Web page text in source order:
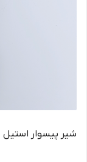
شیر پیسوار استیل